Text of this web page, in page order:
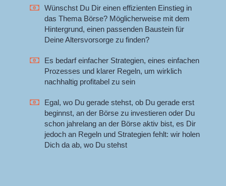
Wünschst Du Dir einen effizienten Einstieg in
das Thema Börse? Möglicherweise mit dem
Hintergrund, einen passenden Baustein für
Deine Altersvorsorge zu finden?
Es bedarf einfacher Strategien, eines einfachen
Prozesses und klarer Regeln, um wirklich
nachhaltig profitabel zu sein
Egal, wo Du gerade stehst, ob Du gerade erst
beginnst, an der Börse zu investieren oder Du
schon jahrelang an der Börse aktiv bist, es Dir
jedoch an Regeln und Strategien fehlt: wir holen
Dich da ab, wo Du stehst